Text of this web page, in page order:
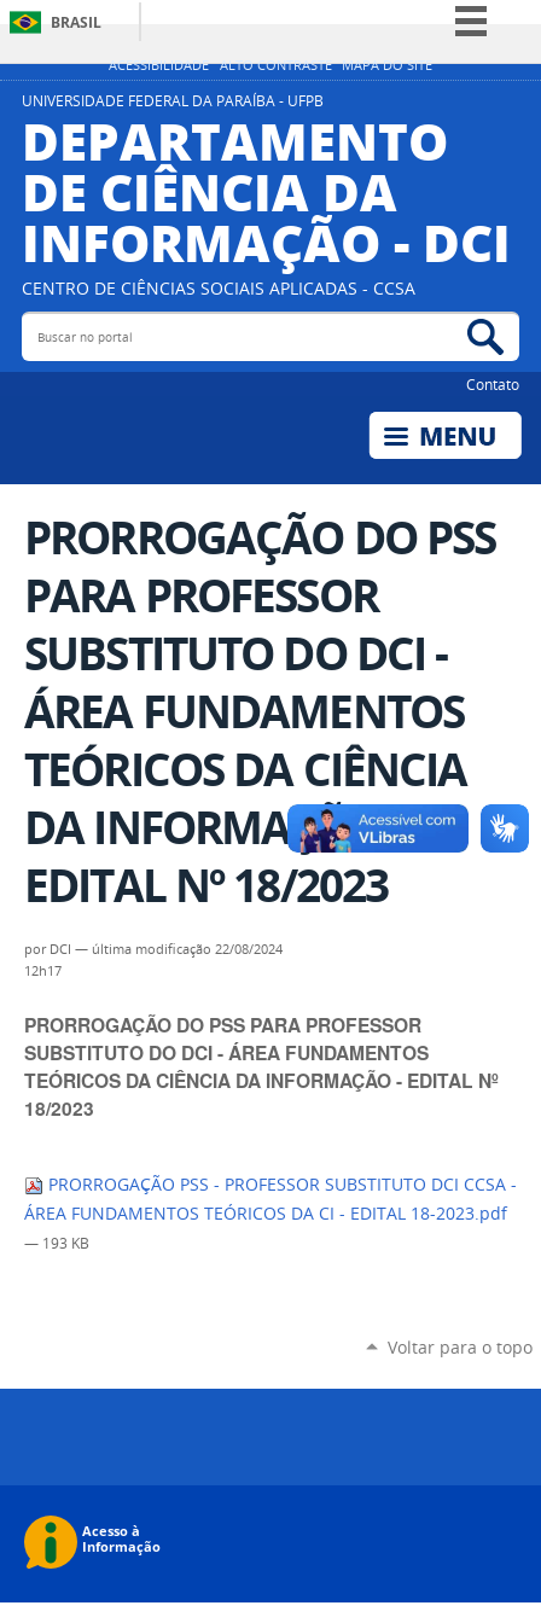
ACESSIBILIDADE ALTO CONTRASTE MAPA DO SITE
BRASIL
Simplifique!
Participe
Acesso à informação
Legislação
Canais
UNIVERSIDADE FEDERAL DA PARAÍBA - UFPB
DEPARTAMENTO
DE CIÊNCIA DA
INFORMAÇÃO - DCI
CENTRO DE CIÊNCIAS SOCIAIS APLICADAS - CCSA
Buscar no portal
Contato
PRORROGAÇÃO DO PSS
PARA PROFESSOR
SUBSTITUTO DO DCI -
ÁREA FUNDAMENTOS
TEÓRICOS DA CIÊNCIA
DA INFORMAÇÃO -
EDITAL Nº 18/2023
por DCI — última modificação 22/08/2024
12h17
PRORROGAÇÃO DO PSS PARA PROFESSOR
SUBSTITUTO DO DCI - ÁREA FUNDAMENTOS
TEÓRICOS DA CIÊNCIA DA INFORMAÇÃO - EDITAL Nº
18/2023
PRORROGAÇÃO PSS - PROFESSOR SUBSTITUTO DCI CCSA -
ÁREA FUNDAMENTOS TEÓRICOS DA CI - EDITAL 18-2023.pdf
— 193 KB
Voltar para o topo